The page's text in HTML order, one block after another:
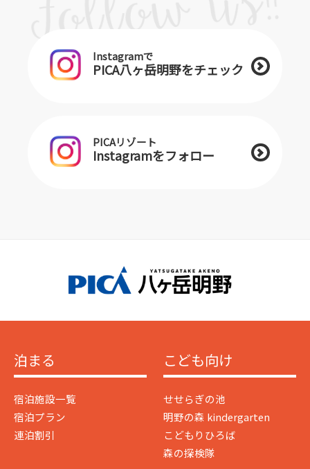
Instagramで
PICA八ヶ岳明野をチェック
PICAリゾート
Instagramをフォロー
泊まる
宿泊施設一覧
宿泊プラン
連泊割引
こども向け
せせらぎの池
明野の森 kindergarten
こどもりひろば
森の探検隊